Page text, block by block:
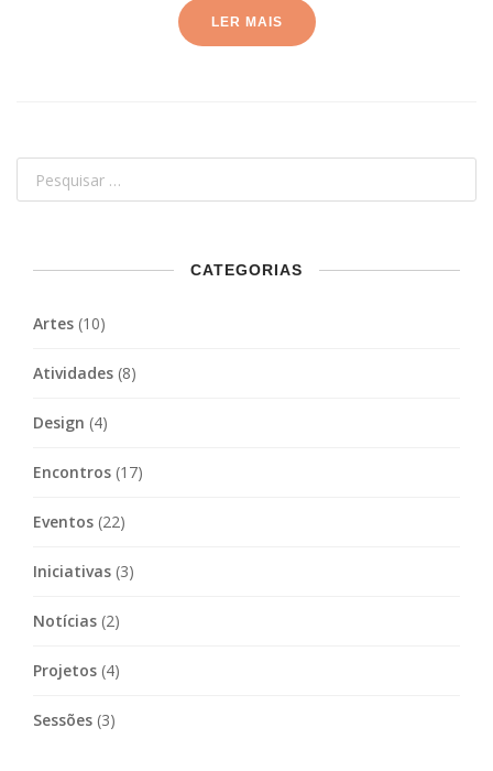
LER MAIS
CATEGORIAS
Artes (10)
Atividades (8)
Design (4)
Encontros (17)
Eventos (22)
Iniciativas (3)
Notícias (2)
Projetos (4)
Sessões (3)